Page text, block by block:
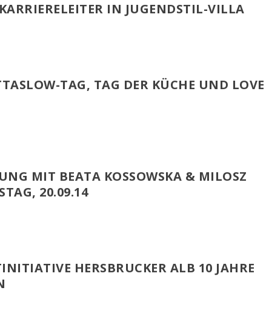
IN JUGENDSTIL-VILLA
TAG, TAG DER KÜCHE UND LOVE
MIT BEATA KOSSOWSKA & MILOSZ
20.09.14
HERSBRUCKER ALB 10 JAHRE